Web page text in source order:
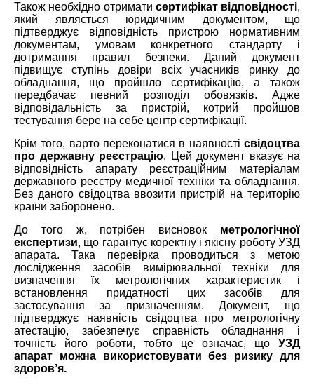
Також необхідно отримати сертифікат відповідності,
який являється юридичним документом, що
підтверджує відповідність пристрою нормативним
документам, умовам конкретного стандарту і
дотримання правил безпеки. Даний документ
підвищує ступінь довіри всіх учасників ринку до
обладнання, що пройшло сертифікацію, а також
передбачає певний розподіл обовязків. Адже
відповідальність за пристрій, котрий пройшов
тестування бере на себе центр сертифікації.
Крім того, варто переконатися в наявності свідоцтва
про державну реєстрацію. Цей документ вказує на
відповідність апарату реєстраційним матеріалам
державного реєстру медичної техніки та обладнання.
Без даного свідоцтва ввозити пристрій на територію
країни заборонено.
До того ж, потрібен висновок метрологічної
експертизи, що гарантує коректну і якісну роботу УЗД
апарата. Така перевірка проводиться з метою
дослідження засобів вимірювальної техніки для
визначення їх метрологічних характеристик і
встановлення придатності цих засобів для
застосування за призначенням. Документ, що
підтверджує наявність свідоцтва про метрологічну
атестацію, забезпечує справність обладнання і
точність його роботи, тобто це означає, що УЗД
апарат можна використовувати без ризику для
здоров’я.